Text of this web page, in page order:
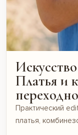
Платья и
Практический
платья,